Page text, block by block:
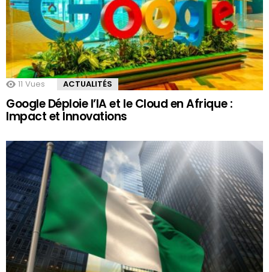
11 Vues ACTUALITÉS
Google Déploie l’IA et le Cloud en Afrique :
Impact et Innovations